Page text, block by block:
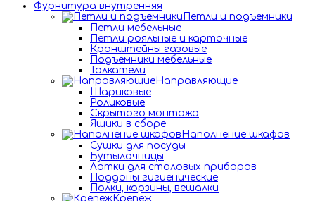
Фурнитура внутренняя
Петли и подъемники
Петли мебельные
Петли рояльные и карточные
Кронштейны газовые
Подъемники мебельные
Толкатели
Направляющие
Шариковые
Роликовые
Скрытого монтажа
Ящики в сборе
Наполнение шкафов
Сушки для посуды
Бутылочницы
Лотки для столовых приборов
Поддоны гигиенические
Полки, корзины, вешалки
Крепеж